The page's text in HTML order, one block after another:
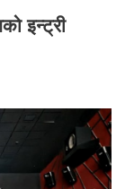
इन्ट्री